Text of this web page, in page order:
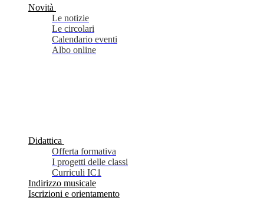
Novità
Le notizie
Le circolari
Calendario eventi
Albo online
Didattica
Offerta formativa
I progetti delle classi
Curriculi IC1
Indirizzo musicale
Iscrizioni e orientamento